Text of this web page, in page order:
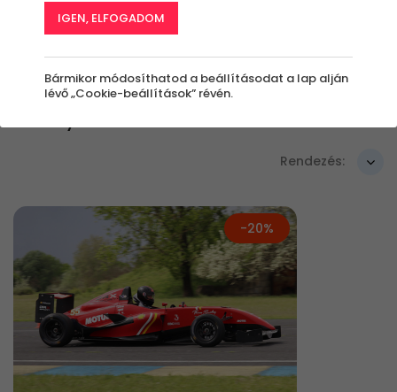
Szűrők beállítása
Rendezés:
-20%
IGEN, ELFOGADOM
Bármikor módosíthatod a beállításodat a lap alján
lévő „Cookie-beállítások” révén.